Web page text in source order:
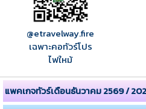
@etravelway.fire
เฉพาะคอทัวร์โปร
ไฟใหม้
แพคเกจทัวร์เดือนธันวาคม 2569 /